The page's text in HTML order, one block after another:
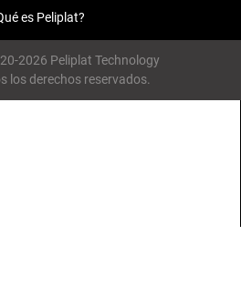
es Peliplat?
2026 Peliplat Technology
los derechos reservados.